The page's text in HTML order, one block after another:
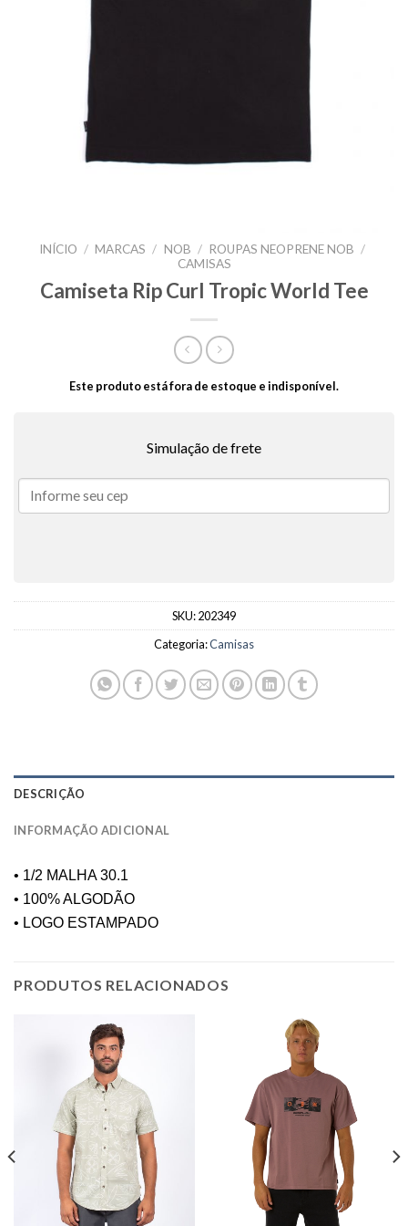
INÍCIO / MARCAS / NOB / ROUPAS NEOPRENE NOB /
CAMISAS
Camiseta Rip Curl Tropic World Tee
Este produto está fora de estoque e indisponível.
Simulação de frete
SKU:202349
Categoria:Camisas
DESCRIÇÃO
INFORMAÇÃO ADICIONAL
• 1/2 MALHA 30.1
• 100% ALGODÃO
• LOGO ESTAMPADO
PRODUTOS RELACIONADOS